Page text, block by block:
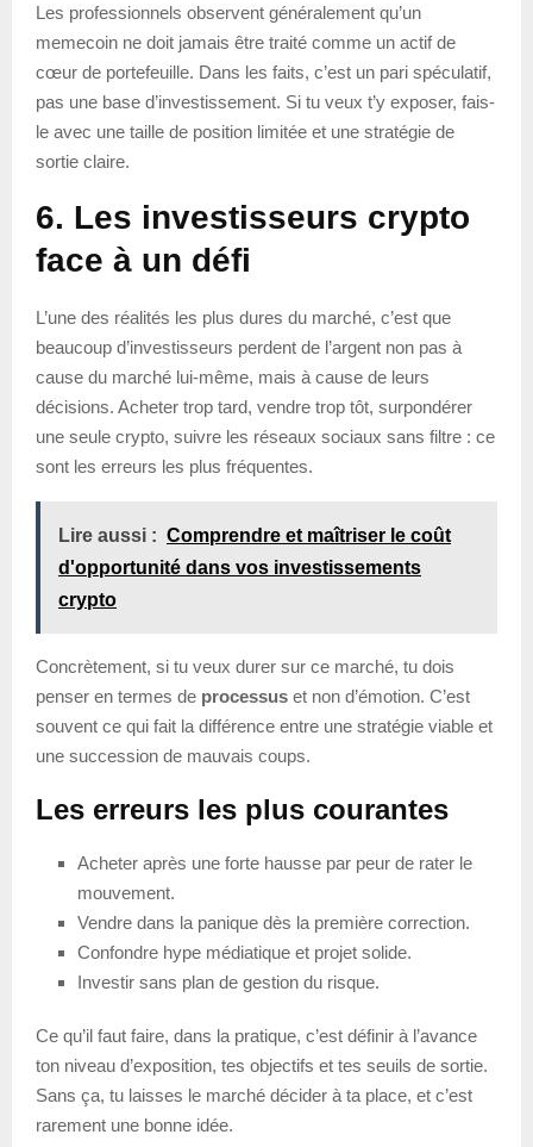
Les professionnels observent généralement qu’un
memecoin ne doit jamais être traité comme un actif de
cœur de portefeuille. Dans les faits, c’est un pari spéculatif,
pas une base d’investissement. Si tu veux t’y exposer, fais-
le avec une taille de position limitée et une stratégie de
sortie claire.
6. Les investisseurs crypto
face à un défi
L’une des réalités les plus dures du marché, c’est que
beaucoup d’investisseurs perdent de l’argent non pas à
cause du marché lui-même, mais à cause de leurs
décisions. Acheter trop tard, vendre trop tôt, surpondérer
une seule crypto, suivre les réseaux sociaux sans filtre : ce
sont les erreurs les plus fréquentes.
Lire aussi : Comprendre et maîtriser le coût
d'opportunité dans vos investissements
crypto
Concrètement, si tu veux durer sur ce marché, tu dois
penser en termes de processus et non d’émotion. C’est
souvent ce qui fait la différence entre une stratégie viable et
une succession de mauvais coups.
Les erreurs les plus courantes
Acheter après une forte hausse par peur de rater le
mouvement.
Vendre dans la panique dès la première correction.
Confondre hype médiatique et projet solide.
Investir sans plan de gestion du risque.
Ce qu’il faut faire, dans la pratique, c’est définir à l’avance
ton niveau d’exposition, tes objectifs et tes seuils de sortie.
Sans ça, tu laisses le marché décider à ta place, et c’est
rarement une bonne idée.